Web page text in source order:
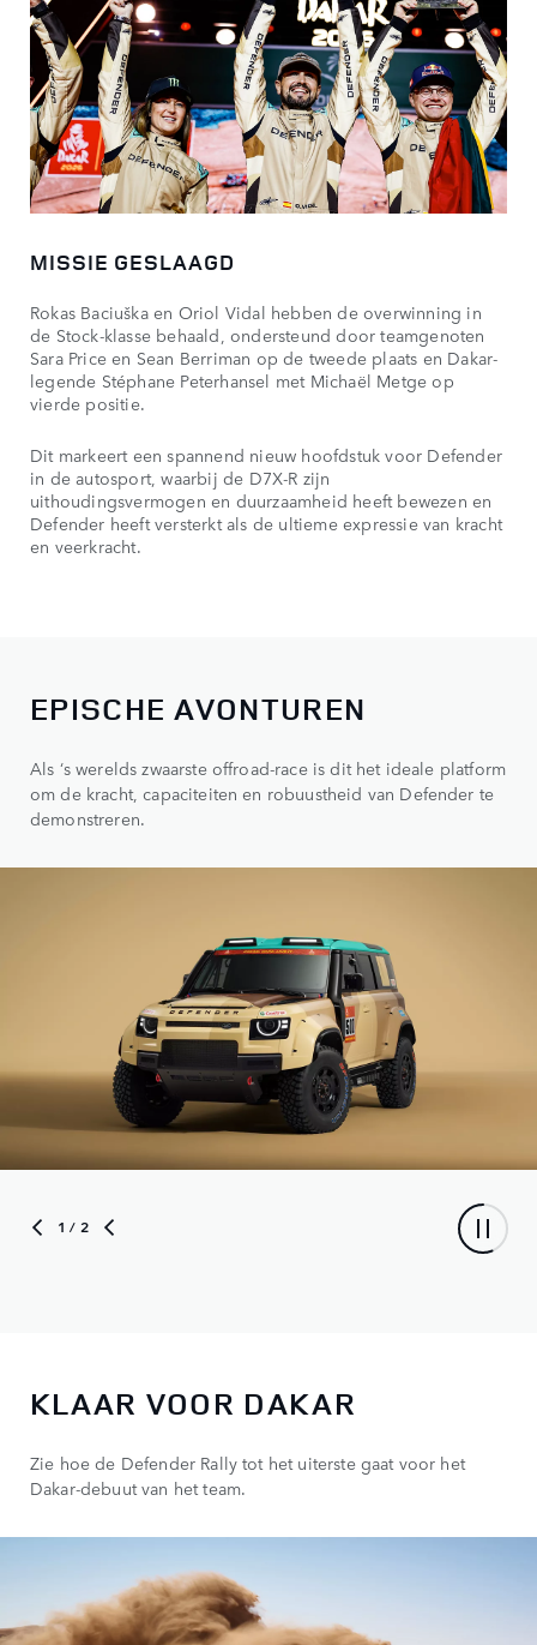
MISSIE GESLAAGD
Rokas Baciuška en Oriol Vidal hebben de overwinning in
de Stock-klasse behaald, ondersteund door teamgenoten
Sara Price en Sean Berriman op de tweede plaats en Dakar-
legende Stéphane Peterhansel met Michaël Metge op
vierde positie.
Dit markeert een spannend nieuw hoofdstuk voor Defender
in de autosport, waarbij de D7X-R zijn
uithoudingsvermogen en duurzaamheid heeft bewezen en
Defender heeft versterkt als de ultieme expressie van kracht
en veerkracht.
EPISCHE AVONTUREN
Als ‘s werelds zwaarste offroad-race is dit het ideale platform
om de kracht, capaciteiten en robuustheid van Defender te
demonstreren.
1 / 2
KLAAR VOOR DAKAR
Zie hoe de Defender Rally tot het uiterste gaat voor het
Dakar-debuut van het team.